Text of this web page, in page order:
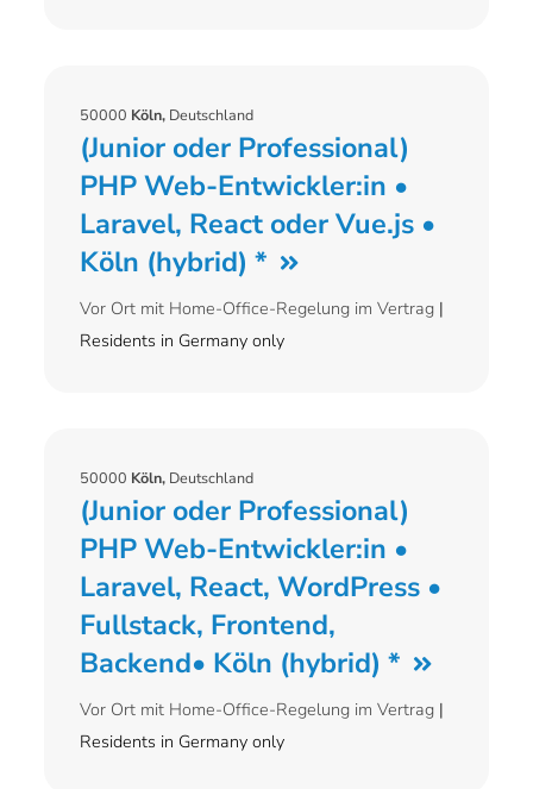
50000 Köln, Deutschland
(Junior oder Professional)
PHP Web-Entwickler:in •
Laravel, React oder Vue.js •
Köln (hybrid) *
Vor Ort mit Home-Office-Regelung im Vertrag |
Residents in Germany only
50000 Köln, Deutschland
(Junior oder Professional)
PHP Web-Entwickler:in •
Laravel, React, WordPress •
Fullstack, Frontend,
Backend• Köln (hybrid) *
Vor Ort mit Home-Office-Regelung im Vertrag |
Residents in Germany only